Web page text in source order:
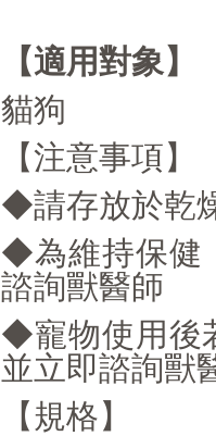
【適用對象】
貓狗
【注意事項】
◆請存放於乾
◆為維持保健
諮詢獸醫師
◆寵物使用後
並立即諮詢獸
【規格】